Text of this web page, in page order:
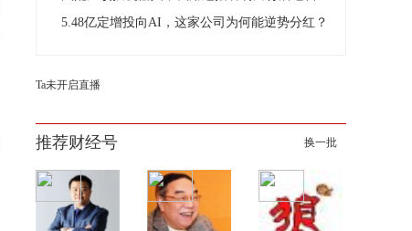
5.48亿定增投向AI，这家公司为何能逆势分红？
Ta未开启直播
推荐财经号 换一批